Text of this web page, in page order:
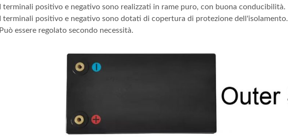
I terminali positivo e negativo sono realizzati in rame puro, con buona conducibilità.
I terminali positivo e negativo sono dotati di copertura di protezione dell'isolamento.
Può essere regolato secondo necessità.